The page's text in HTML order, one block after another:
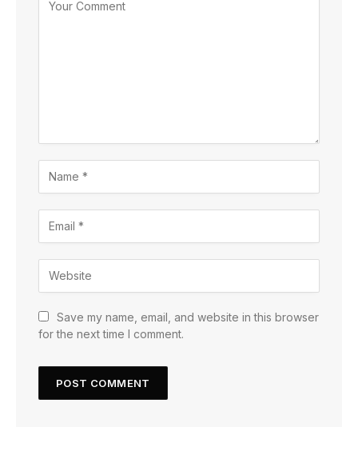
Save my name, email, and website in this browser
for the next time I comment.